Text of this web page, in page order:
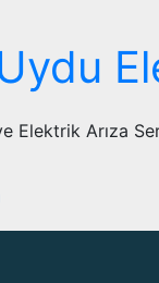
Elektrik Arıza